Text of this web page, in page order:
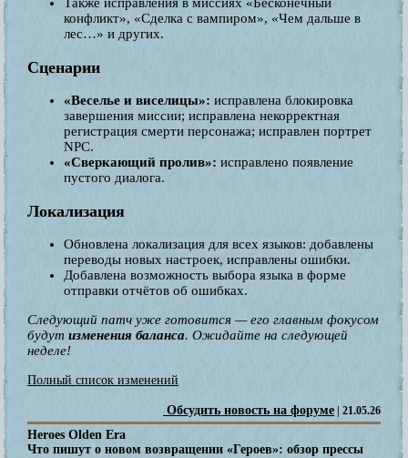
Также исправления в миссиях «Бесконечный
конфликт», «Сделка с вампиром», «Чем дальше в
лес…» и других.
Сценарии
«Веселье и виселицы»: исправлена блокировка
завершения миссии; исправлена некорректная
регистрация смерти персонажа; исправлен портрет
NPC.
«Сверкающий пролив»: исправлено появление
пустого диалога.
Локализация
Обновлена локализация для всех языков: добавлены
переводы новых настроек, исправлены ошибки.
Добавлена возможность выбора языка в форме
отправки отчётов об ошибках.
Следующий патч уже готовится — его главным фокусом
будут изменения баланса. Ожидайте на следующей
неделе!
Полный список изменений
Обсудить новость на форуме | 21.05.26
Heroes Olden Era
Что пишут о новом возвращении «Героев»: обзор прессы